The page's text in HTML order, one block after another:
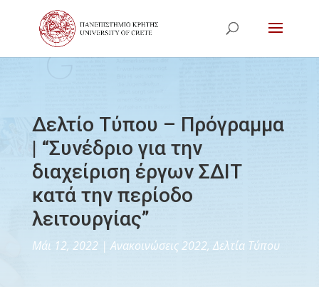
Δελτίο Τύπου – Πρόγραμμα
| “Συνέδριο για την
διαχείριση έργων ΣΔΙΤ
κατά την περίοδο
λειτουργίας”
Μάι 12, 2022 |Ανακοινώσεις 2022, Δελτία Τύπου